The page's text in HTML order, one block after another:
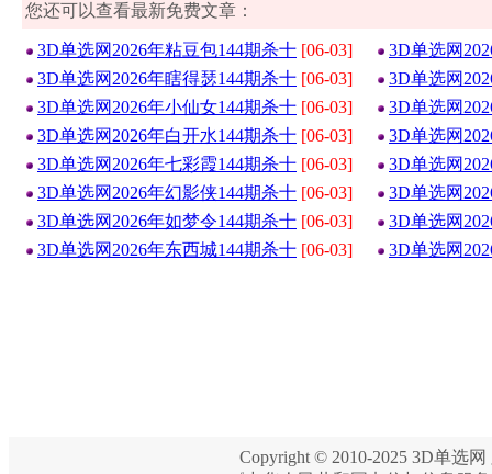
您还可以查看最新免费文章：
3D单选网2026年粘豆包144期杀十 [06-03]
3D单选网
3D单选网2026年瞎得瑟144期杀十 [06-03]
3D单选网
3D单选网2026年小仙女144期杀十 [06-03]
3D单选网
3D单选网2026年白开水144期杀十 [06-03]
3D单选网
3D单选网2026年七彩霞144期杀十 [06-03]
3D单选网
3D单选网2026年幻影侠144期杀十 [06-03]
3D单选网
3D单选网2026年如梦令144期杀十 [06-03]
3D单选网
3D单选网2026年东西城144期杀十 [06-03] 3D单选网
Copyright © 2010-2025 3D单选网